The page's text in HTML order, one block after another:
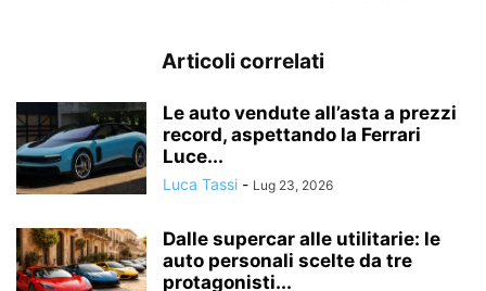
Articoli correlati
Le auto vendute all’asta a prezzi
record, aspettando la Ferrari
Luce...
Luca Tassi - Lug 23, 2026
Dalle supercar alle utilitarie: le
auto personali scelte da tre
protagonisti...